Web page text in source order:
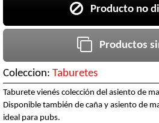
Producto no
Productos
Coleccion: Taburetes
Taburete vienés colección del asiento de
Disponible también de caña y asiento de
ideal para pubs.